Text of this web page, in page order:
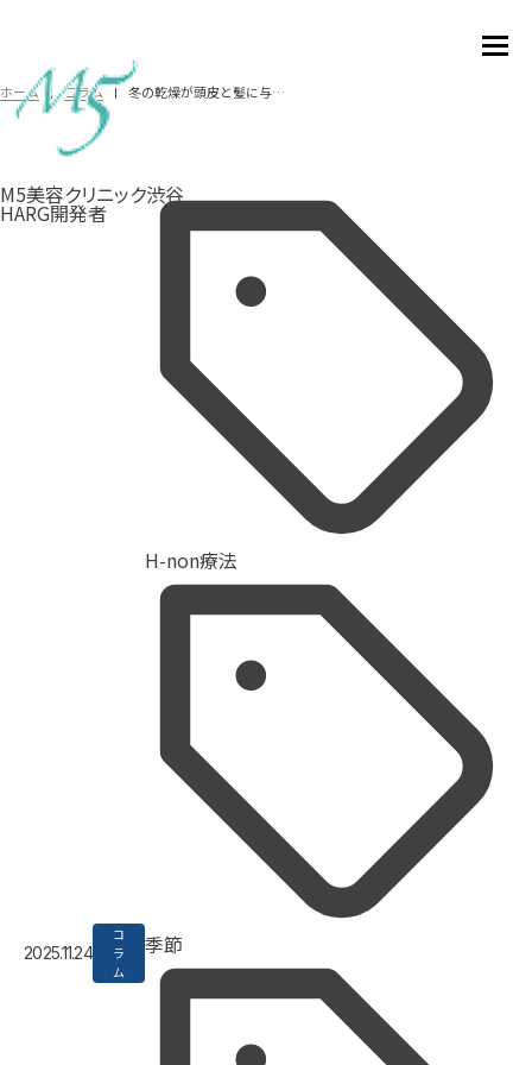
M5美容クリニック渋谷
HARG開発者
ホーム コラム 冬の乾燥が頭皮と髪に与える影響｜正しいケアで抜け毛を防ぐ方法【桜花クリニック監修】
2025.11.24
コ
ラ
ム
H-non療法
季節